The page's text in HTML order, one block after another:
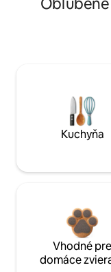
Kuchyňa
Vhodné pre
domáce